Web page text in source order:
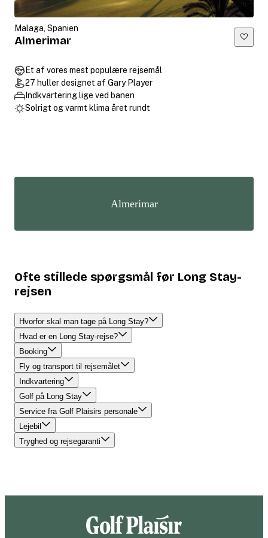
Malaga, Spanien
Almerimar
Et af vores mest populære rejsemål
27 huller designet af Gary Player
Indkvartering lige ved banen
Solrigt og varmt klima året rundt
Almerimar
Ofte stillede spørgsmål før Long Stay-
rejsen
Hvorfor skal man tage på Long Stay?
Hvad er en Long Stay-rejse?
Booking
Fly og transport til rejsemålet
Indkvartering
Golf på Long Stay
Service fra Golf Plaisirs personale
Lejebil
Tryghed og rejsegaranti